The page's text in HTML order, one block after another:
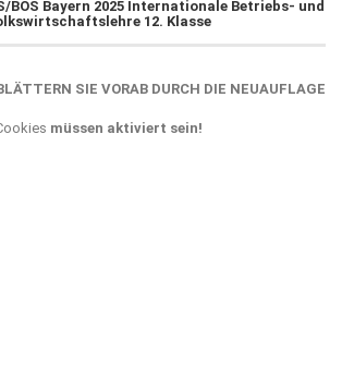
Bayern 2025 Internationale Betriebs- und
12. Klasse
SIE VORAB DURCH DIE NEUAUFLAGE
müssen aktiviert sein!